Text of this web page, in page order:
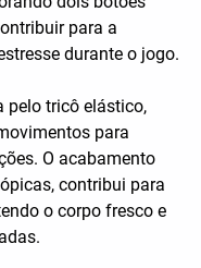
para a
durante o jogo.
pelo tricô elástico,
para
O acabamento
contribui para
o corpo fresco e